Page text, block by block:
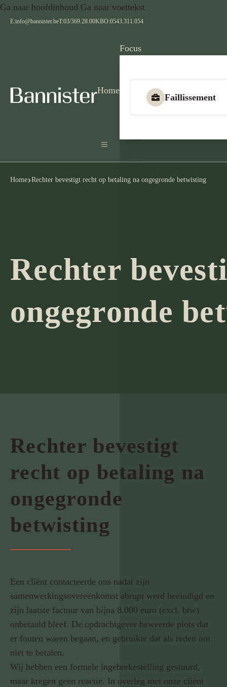
Ga naar hoofdinhoud Ga naar voettekst
E:info@bannister.beT:03/369.28.00KBO:0543.311.054
Home
Focus
Faillissement
Home Rechter bevestigt recht op betaling na ongegronde betwisting
Rechter
ongegronde
Rechter bevestigt
recht op betaling na
ongegronde
betwisting
Een cliënt contacteerde ons nadat zijn
samenwerkingsovereenkomst abrupt werd beëindigd en
zijn laatste factuur van bijna 8.000 euro (excl. btw)
onbetaald bleef. De opdrachtgever beweerde plots dat
er fouten waren begaan, en gebruikte dat als reden om
niet te betalen.
Wij hebben een formele ingebrekestelling gestuurd,
maar kregen geen reactie. In overleg met onze cliënt